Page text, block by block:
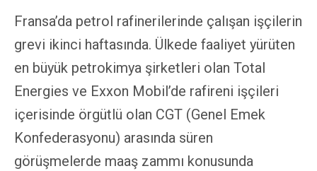
Fransa’da petrol rafinerilerinde çalışan işçilerin
grevi ikinci haftasında. Ülkede faaliyet yürüten
en büyük petrokimya şirketleri olan Total
Energies ve Exxon Mobil’de rafireni işçileri
içerisinde örgütlü olan CGT (Genel Emek
Konfederasyonu) arasında süren
görüşmelerde maaş zammı konusunda